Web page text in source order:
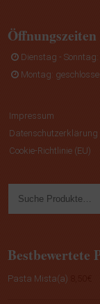
Öffnungszeiten
Dienstag -
Montag:
Impressum
Datenschutzerklärung
Cookie-Richtlinie (EU)
Bestbewertete
Pasta Mista(a)